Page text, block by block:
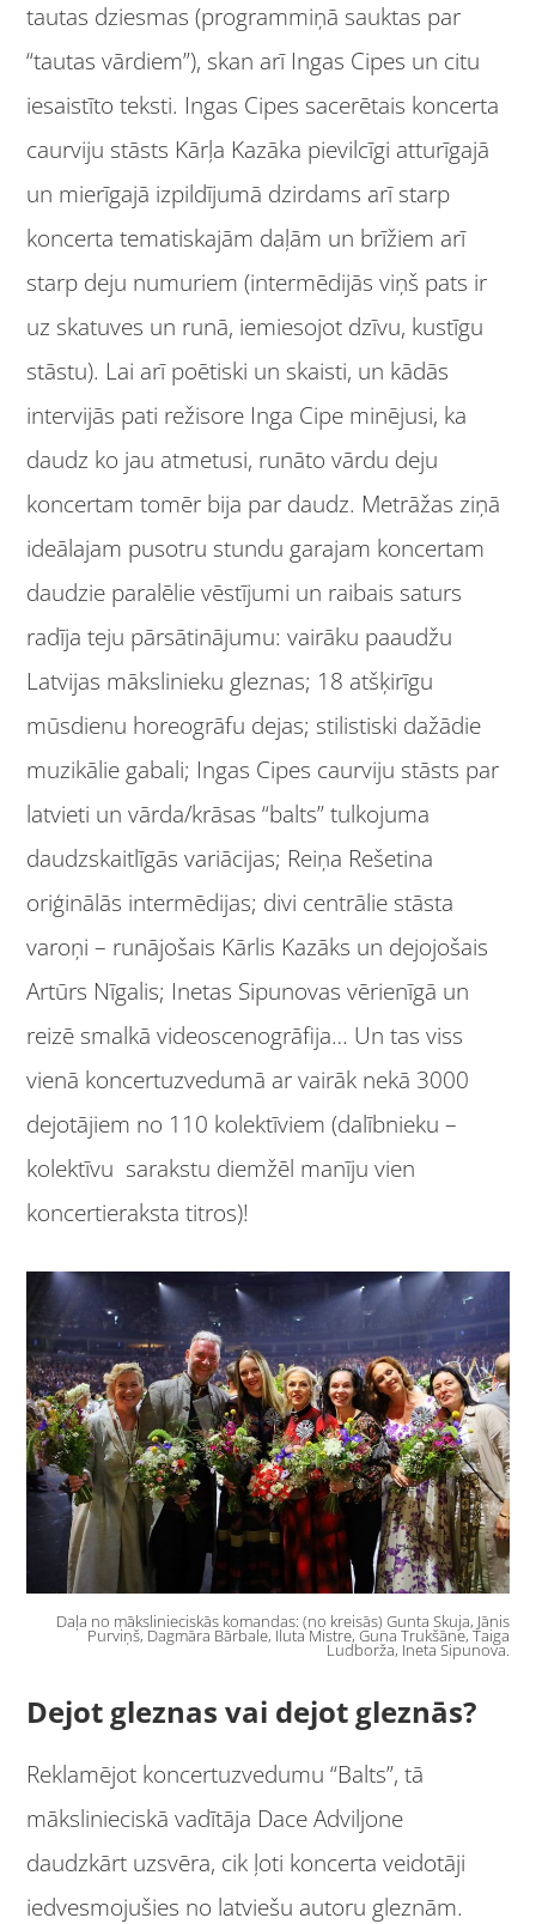
tautas dziesmas (programmiņā sauktas par
“tautas vārdiem”), skan arī Ingas Cipes un citu
iesaistīto teksti. Ingas Cipes sacerētais koncerta
caurviju stāsts Kārļa Kazāka pievilcīgi atturīgajā
un mierīgajā izpildījumā dzirdams arī starp
koncerta tematiskajām daļām un brīžiem arī
starp deju numuriem (intermēdijās viņš pats ir
uz skatuves un runā, iemiesojot dzīvu, kustīgu
stāstu). Lai arī poētiski un skaisti, un kādās
intervijās pati režisore Inga Cipe minējusi, ka
daudz ko jau atmetusi, runāto vārdu deju
koncertam tomēr bija par daudz. Metrāžas ziņā
ideālajam pusotru stundu garajam koncertam
daudzie paralēlie vēstījumi un raibais saturs
radīja teju pārsātinājumu: vairāku paaudžu
Latvijas mākslinieku gleznas; 18 atšķirīgu
mūsdienu horeogrāfu dejas; stilistiski dažādie
muzikālie gabali; Ingas Cipes caurviju stāsts par
latvieti un vārda/krāsas “balts” tulkojuma
daudzskaitlīgās variācijas; Reiņa Rešetina
oriģinālās intermēdijas; divi centrālie stāsta
varoņi – runājošais Kārlis Kazāks un dejojošais
Artūrs Nīgalis; Inetas Sipunovas vērienīgā un
reizē smalkā videoscenogrāfija… Un tas viss
vienā koncertuzvedumā ar vairāk nekā 3000
dejotājiem no 110 kolektīviem (dalībnieku –
kolektīvu sarakstu diemžēl manīju vien
koncertieraksta titros)!
Daļa no mākslinieciskās komandas: (no kreisās) Gunta Skuja, Jānis
Purviņš, Dagmāra Bārbale, Iluta Mistre, Guna Trukšāne, Taiga
Ludborža, Ineta Sipunova.
Dejot gleznas vai dejot gleznās?
Reklamējot koncertuzvedumu “Balts”, tā
mākslinieciskā vadītāja Dace Adviljone
daudzkārt uzsvēra, cik ļoti koncerta veidotāji
iedvesmojušies no latviešu autoru gleznām.